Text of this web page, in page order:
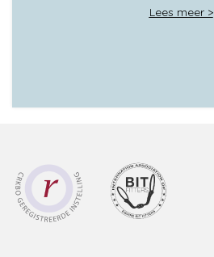
Lees meer >